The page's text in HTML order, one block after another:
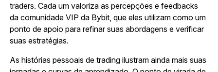
traders. Cada um valoriza as percepções e feedbacks
da comunidade VIP da Bybit, que eles utilizam como um
ponto de apoio para refinar suas abordagens e verificar
suas estratégias.
As histórias pessoais de trading ilustram ainda mais suas